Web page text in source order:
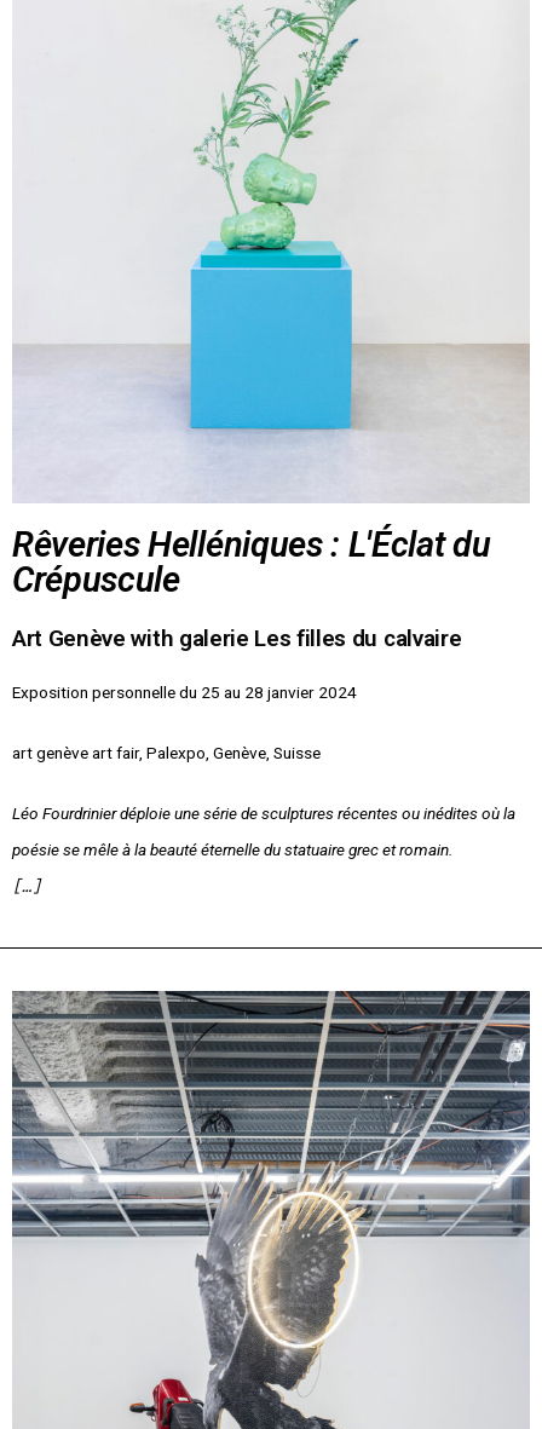
Rêveries Helléniques : L'Éclat du
Crépuscule
Art Genève with galerie Les filles du calvaire
Exposition personnelle du 25 au 28 janvier 2024
art genève art fair, Palexpo, Genève, Suisse
Léo Fourdrinier déploie une série de sculptures récentes ou inédites où la
poésie se mêle à la beauté éternelle du statuaire grec et romain.
[…]